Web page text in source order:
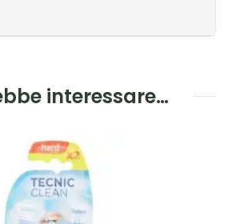
interessare…